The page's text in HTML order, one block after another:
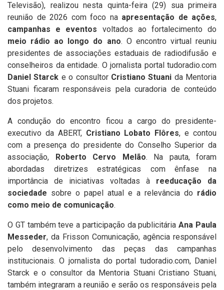
Televisão), realizou nesta quinta-feira (29) sua primeira
reunião de 2026 com foco na apresentação de ações,
campanhas e eventos voltados ao fortalecimento do
meio rádio ao longo do ano. O encontro virtual reuniu
presidentes de associações estaduais de radiodifusão e
conselheiros da entidade. O jornalista portal tudoradio.com
Daniel Starck e o consultor Cristiano Stuani da Mentoria
Stuani ficaram responsáveis pela curadoria de conteúdo
dos projetos.
A condução do encontro ficou a cargo do presidente-
executivo da ABERT, Cristiano Lobato Flôres, e contou
com a presença do presidente do Conselho Superior da
associação, Roberto Cervo Melão. Na pauta, foram
abordadas diretrizes estratégicas com ênfase na
importância de iniciativas voltadas à reeducação da
sociedade sobre o papel atual e a relevância do rádio
como meio de comunicação.
O GT também teve a participação da publicitáriaAna Paula
Messeder, da Frisson Comunicação, agência responsável
pelo desenvolvimento das peças das campanhas
institucionais. O jornalista do portal tudoradio.com, Daniel
Starck e o consultor da Mentoria Stuani Cristiano Stuani,
também integraram a reunião e serão os responsáveis pela